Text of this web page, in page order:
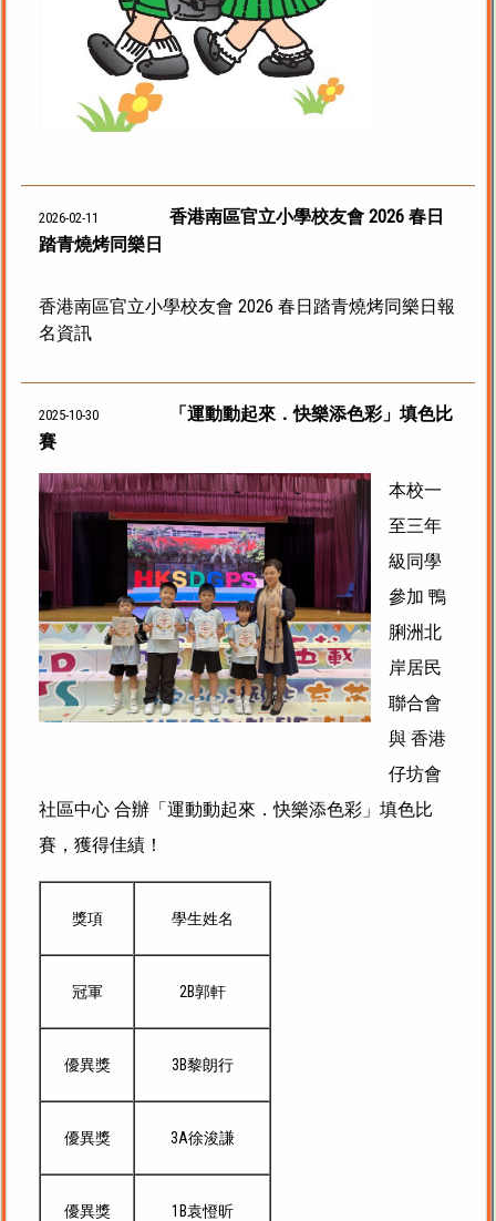
2026-02-11
香港南區官立小學校友會 2026 春日
踏青燒烤同樂日
香港南區官立小學校友會 2026 春日踏青燒烤同樂日報
名資訊
2025-10-30
「運動動起來．快樂添色彩」填色比
賽
本校一
至三年
級同學
參加 鴨
脷洲北
岸居民
聯合會
與 香港
仔坊會
社區中心 合辦「運動動起來．快樂添色彩」填色比
賽，獲得佳績！
獎項 學生姓名
冠軍 2B郭軒
優異獎 3B黎朗行
優異獎 3A徐浚謙
優異獎 1B袁憕昕